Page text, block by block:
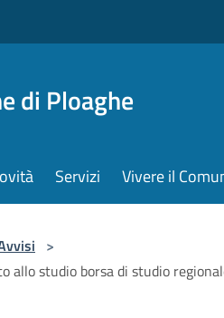
di Ploaghe
Servizi Vivere il
>
allo studio borsa di studio